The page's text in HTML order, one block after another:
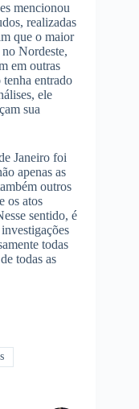
mencionou
realizadas
que o maior
Nordeste,
em outras
entrado
ele
sua
Janeiro foi
apenas as
outros
os atos
sentido, é
todas
todas as